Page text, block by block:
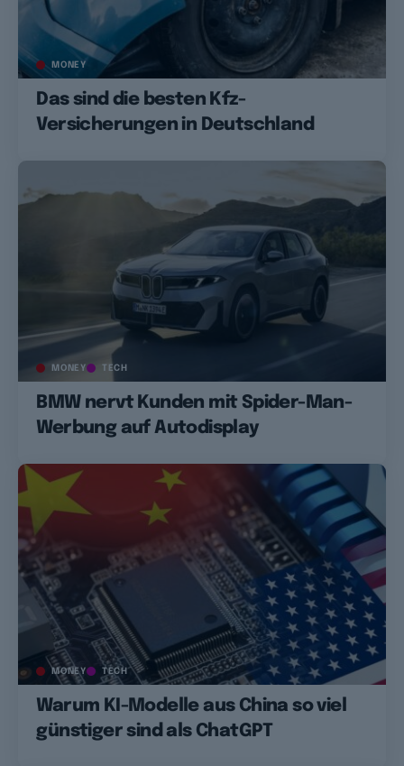
MONEY
Das sind die besten Kfz-
Versicherungen in Deutschland
MONEY TECH
BMW nervt Kunden mit Spider-Man-
Werbung auf Autodisplay
MONEY TECH
Warum KI-Modelle aus China so viel
günstiger sind als ChatGPT